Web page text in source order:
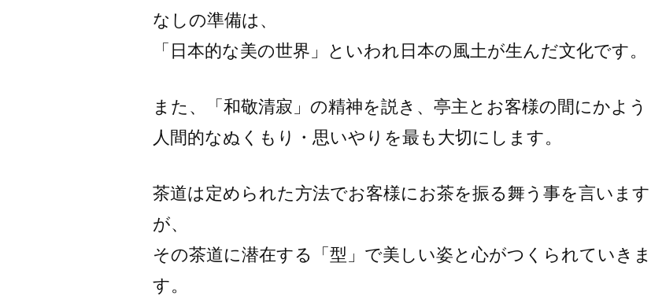
なしの準備は、
「日本的な美の世界」といわれ日本の風土が生んだ文化です。
また、「和敬清寂」の精神を説き、亭主とお客様の間にかよう
人間的なぬくもり・思いやりを最も大切にします。
茶道は定められた方法でお客様にお茶を振る舞う事を言います
が、
その茶道に潜在する「型」で美しい姿と心がつくられていきま
す。